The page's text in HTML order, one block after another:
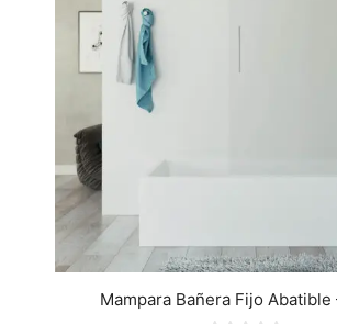
Mampara Bañera Fijo Abatible